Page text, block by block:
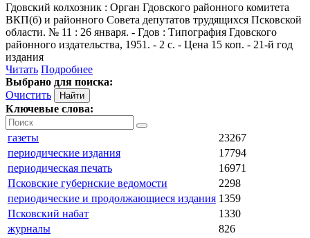
Гдовский колхозник : Орган Гдовского районного комитета
ВКП(б) и районного Совета депутатов трудящихся Псковской
области. № 11 : 26 января. - Гдов : Типография Гдовского
районного издательства, 1951. - 2 с. - Цена 15 коп. - 21-й год
издания
Читать Подробнее
Выбрано для поиска:
Очистить
Ключевые слова:
газеты
23267
периодические издания
17794
периодическая печать
16971
Псковские губернские ведомости
2298
периодические и продолжающиеся издания 1359
Псковский набат
1330
журналы
826